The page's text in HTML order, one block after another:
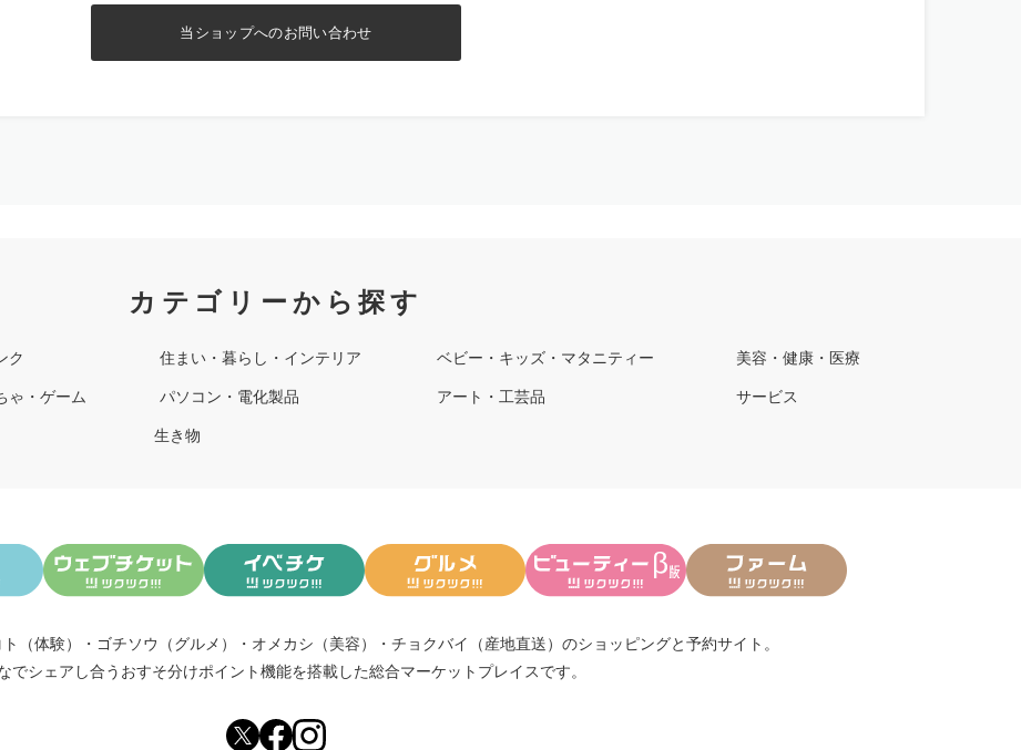
当ショップへのお問い合わせ
カテゴリーから探す
ク 住まい・暮らし・インテリア ベビー・キッズ・マタニティー 美容・健康・医療
ゃ・ゲーム パソコン・電化製品 アート・工芸品 サービス
生き物
ト（体験） ・ ゴチソウ（グルメ） ・ オメカシ（美容） ・ チョクバイ（産地直送） のショッピングと予約サイト。
でシェアし合う おすそ分けポイント機能を搭載した総合マーケットプレイスです。